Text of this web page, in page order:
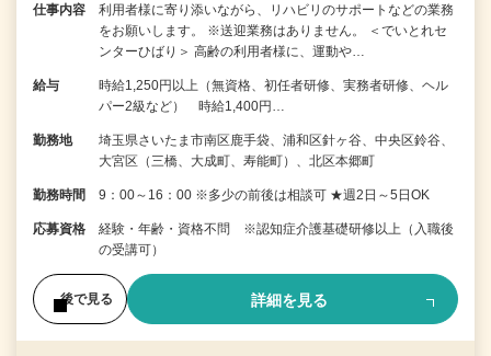
仕事内容
利用者様に寄り添いながら、リハビリのサポートなどの業務
をお願いします。 ※送迎業務はありません。 ＜でいとれセ
ンターひばり＞ 高齢の利用者様に、運動や…
給与
時給1,250円以上（無資格、初任者研修、実務者研修、ヘル
パー2級など） 時給1,400円…
勤務地
埼玉県さいたま市南区鹿手袋、浦和区針ヶ谷、中央区鈴谷、
大宮区（三橋、大成町、寿能町）、北区本郷町
勤務時間 9：00～16：00 ※多少の前後は相談可 ★週2日～5日OK
応募資格
経験・年齢・資格不問 ※認知症介護基礎研修以上（入職後
の受講可）
後で見る 詳細を見る